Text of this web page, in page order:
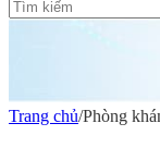
Trang chủ/Phòng